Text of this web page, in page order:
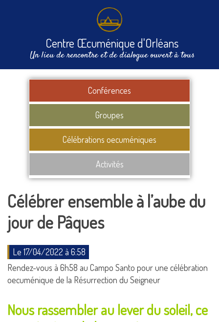
Centre Œcuménique d'Orléans
Un lieu de rencontre et de dialogue ouvert à tous
Conférences
Groupes
Célébrations oecuméniques
Activités
Célébrer ensemble à l’aube du
jour de Pâques
Le 17/04/2022 à 6:58
Rendez-vous à 6h58 au Campo Santo pour une célébration
oecuménique de la Résurrection du Seigneur
Nous rassembler au lever du soleil, ce